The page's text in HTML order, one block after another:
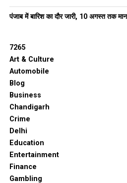
पंजाब में बारिश का दौर जारी, 10 अगस्त तक
7265
Art & Culture
Automobile
Blog
Business
Chandigarh
Crime
Delhi
Education
Entertainment
Finance
Gambling